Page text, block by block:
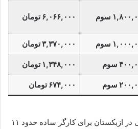
سوم ۶,۰۶۶,۰۰۰ تومان
سوم ۳,۳۷۰,۰۰۰ تومان
سوم ۱,۳۴۸,۰۰۰ تومان
سوم ۶۷۴,۰۰۰ تومان
به‌طور میانگین هزینه زندگی در ازبکستان برای کارگر ساده حدود ۱۱